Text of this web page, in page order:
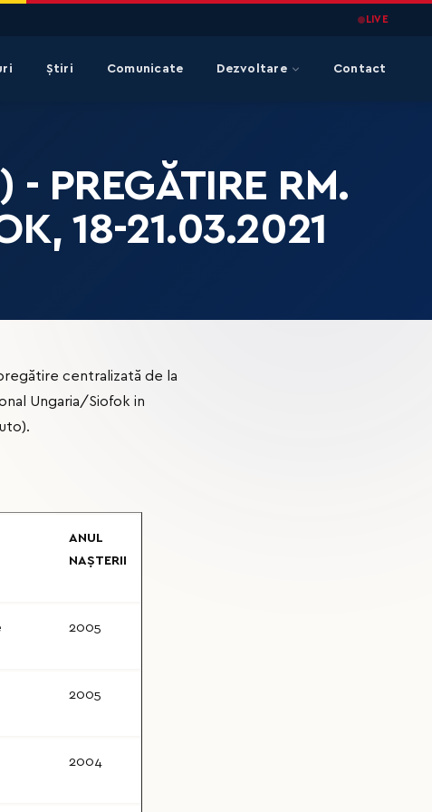
LIVE
Știri Comunicate Dezvoltare Contact
PREGĂTIRE RM.
18-21.03.2021
centralizată de la
Ungaria/Siofok in
ANUL
NAȘTERII
2005
2005
2004